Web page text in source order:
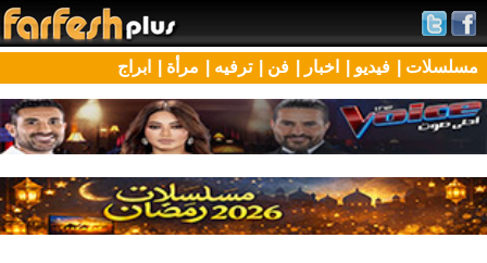
مسلسلات | فيديو | اخبار | فن | ترفيه | مرأة | ابراج